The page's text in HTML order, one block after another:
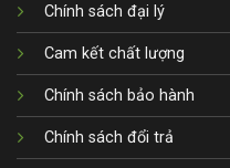
Chính sách đại lý
Cam kết chất lượng
Chính sách bảo hành
Chính sách đổi trả